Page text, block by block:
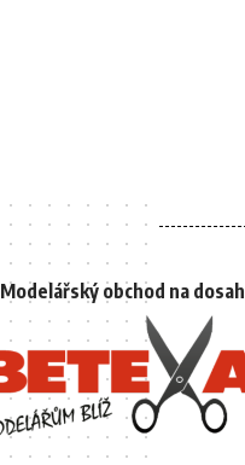
Modelářský obchod na dosah